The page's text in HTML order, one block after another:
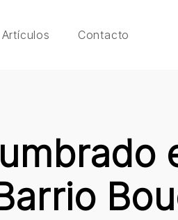
Artículos Contacto